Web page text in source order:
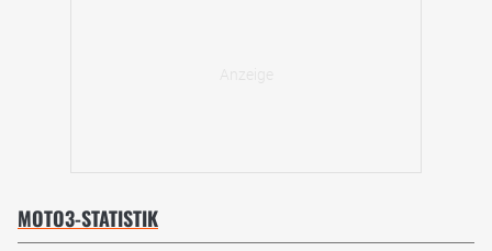
MOTO3-STATISTIK